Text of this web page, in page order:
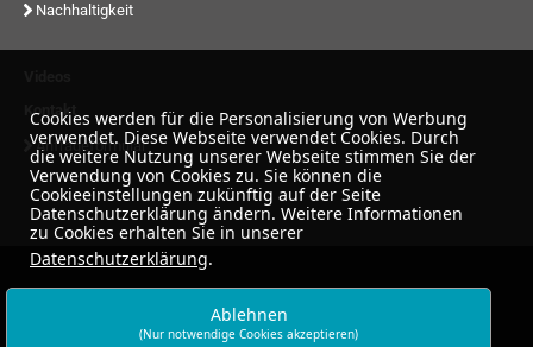
Nachhaltigkeit
Kontakt
Anfrageformular
Cookies werden für die Personalisierung von Werbung
verwendet. Diese Webseite verwendet Cookies. Durch
die weitere Nutzung unserer Webseite stimmen Sie der
Verwendung von Cookies zu. Sie können die
Cookieeinstellungen zukünftig auf der Seite
Datenschutzerklärung ändern. Weitere Informationen
zu Cookies erhalten Sie in unserer
Datenschutzerklärung.
Ablehnen
(Nur notwendige Cookies akzeptieren)